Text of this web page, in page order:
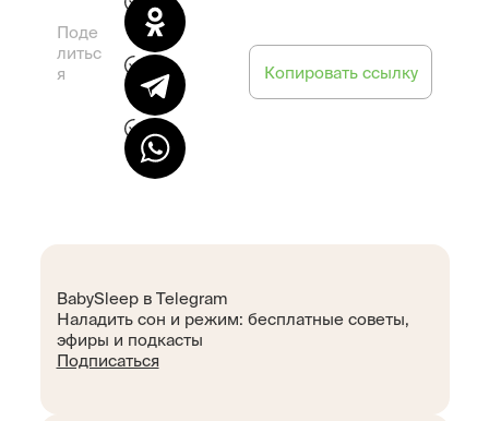
Поде
литьс
я
Копировать ссылку
BabySleep в Telegram
Наладить сон и режим: бесплатные советы,
эфиры и подкасты
Подписаться